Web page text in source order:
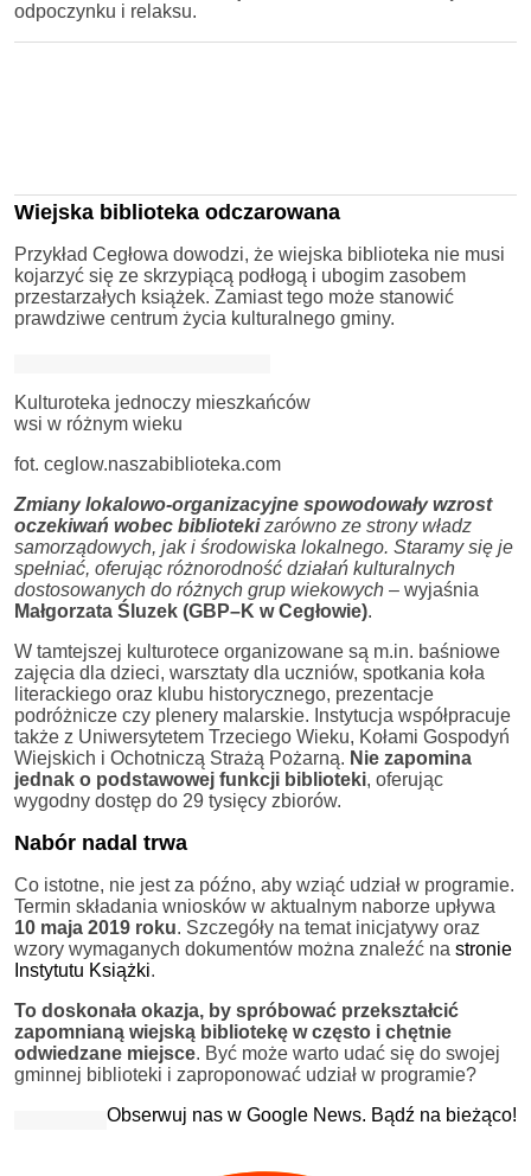
odpoczynku i relaksu.
Wiejska biblioteka odczarowana
Przykład Cegłowa dowodzi, że wiejska biblioteka nie musi
kojarzyć się ze skrzypiącą podłogą i ubogim zasobem
przestarzałych książek. Zamiast tego może stanowić
prawdziwe centrum życia kulturalnego gminy.
Kulturoteka jednoczy mieszkańców
wsi w różnym wieku
fot. ceglow.naszabiblioteka.com
Zmiany lokalowo-organizacyjne spowodowały wzrost
oczekiwań wobec bibliotekizarówno ze strony władz
samorządowych, jak i środowiska lokalnego. Staramy się je
spełniać, oferując różnorodność działań kulturalnych
dostosowanych do różnych grup wiekowych – wyjaśnia
Małgorzata Śluzek (GBP–K w Cegłowie).
W tamtejszej kulturotece organizowane są m.in. baśniowe
zajęcia dla dzieci, warsztaty dla uczniów, spotkania koła
literackiego oraz klubu historycznego, prezentacje
podróżnicze czy plenery malarskie. Instytucja współpracuje
także z Uniwersytetem Trzeciego Wieku, Kołami Gospodyń
Wiejskich i Ochotniczą Strażą Pożarną. Nie zapomina
jednak o podstawowej funkcji biblioteki, oferując
wygodny dostęp do 29 tysięcy zbiorów.
Nabór nadal trwa
Co istotne, nie jest za późno, aby wziąć udział w programie.
Termin składania wniosków w aktualnym naborze upływa
10 maja 2019 roku. Szczegóły na temat inicjatywy oraz
wzory wymaganych dokumentów można znaleźć na stronie
Instytutu Książki.
To doskonała okazja, by spróbować przekształcić
zapomnianą wiejską bibliotekę w często i chętnie
odwiedzane miejsce. Być może warto udać się do swojej
gminnej biblioteki i zaproponować udział w programie?
Obserwuj nas w Google News. Bądź na bieżąco!